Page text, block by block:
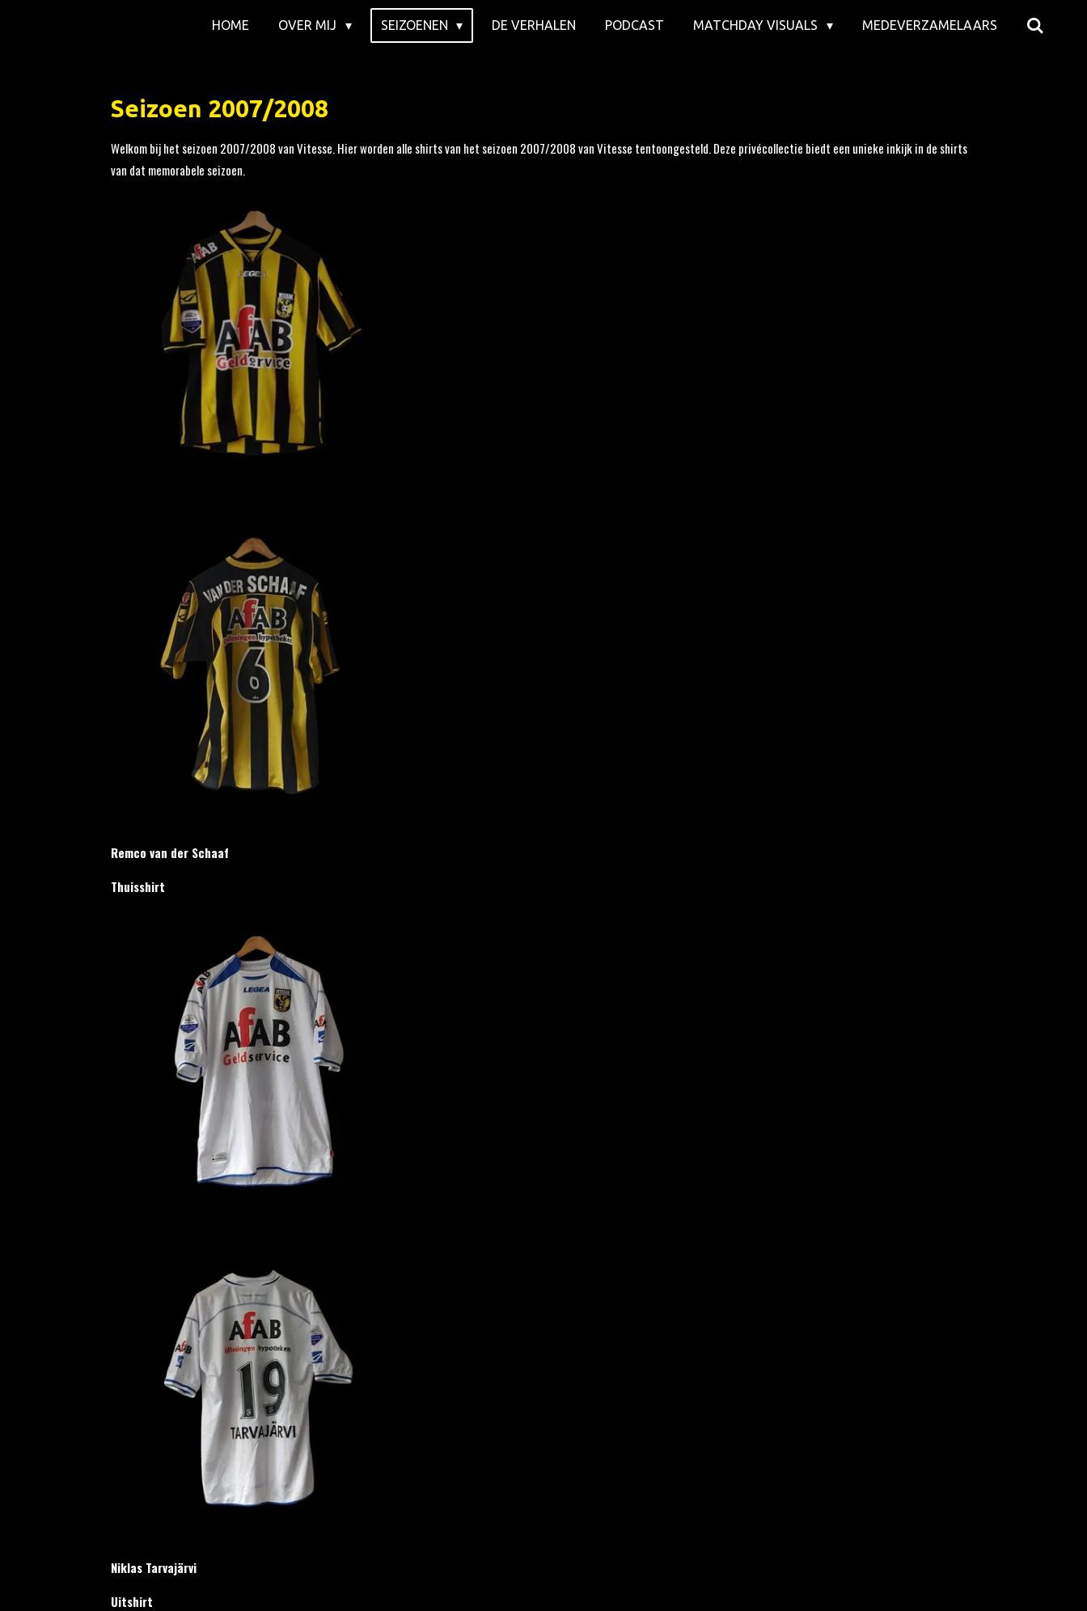
HOME OVER MIJ SEIZOENEN DE VERHALEN PODCAST MATCHDAY VISUALS MEDEVERZAMELAARS
Seizoen 2007/2008
Welkom bij het seizoen 2007/2008 van Vitesse. Hier worden alle shirts van het seizoen 2007/2008 van Vitesse tentoongesteld. Deze privécollectie biedt een unieke inkijk in de shirts
van dat memorabele seizoen.
Remco van der Schaaf
Thuisshirt
Niklas Tarvajärvi
Uitshirt